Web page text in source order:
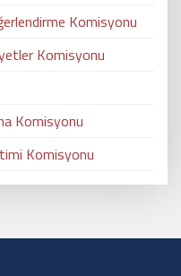
Komisyonu
Komisyonu
Komisyonu
Komisyonu